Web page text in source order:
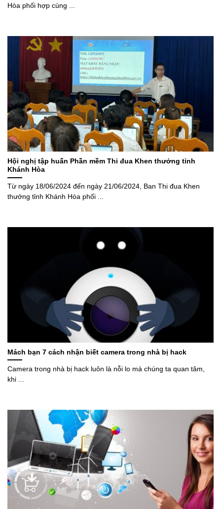
Hòa phối hợp cùng ...
Hội nghị tập huấn Phần mềm Thi đua Khen thưởng tỉnh
Khánh Hòa
Từ ngày 18/06/2024 đến ngày 21/06/2024, Ban Thi đua Khen
thưởng tỉnh Khánh Hòa phối ...
Mách bạn 7 cách nhận biết camera trong nhà bị hack
Camera trong nhà bị hack luôn là nỗi lo mà chúng ta quan tâm,
khi ...